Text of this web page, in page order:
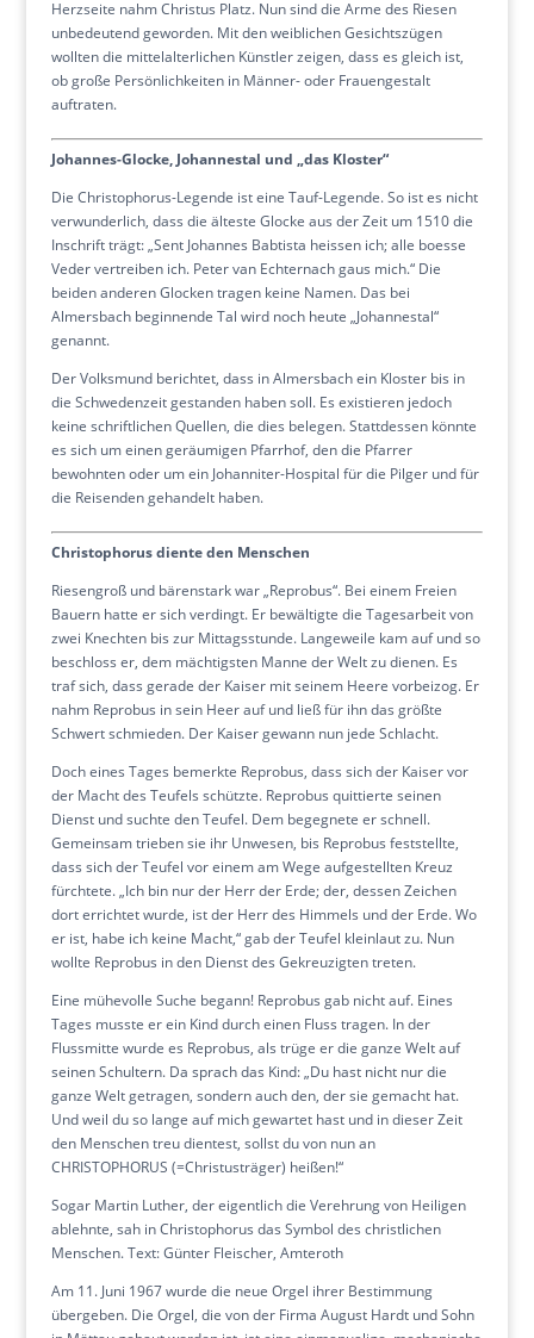
Herzseite nahm Christus Platz. Nun sind die Arme des Riesen
unbedeutend geworden. Mit den weiblichen Gesichtszügen
wollten die mittelalterlichen Künstler zeigen, dass es gleich ist,
ob große Persönlichkeiten in Männer- oder Frauengestalt
auftraten.
Johannes-Glocke, Johannestal und „das Kloster“
Die Christophorus-Legende ist eine Tauf-Legende. So ist es nicht
verwunderlich, dass die älteste Glocke aus der Zeit um 1510 die
Inschrift trägt: „Sent Johannes Babtista heissen ich; alle boesse
Veder vertreiben ich. Peter van Echternach gaus mich.“ Die
beiden anderen Glocken tragen keine Namen. Das bei
Almersbach beginnende Tal wird noch heute „Johannestal“
genannt.
Der Volksmund berichtet, dass in Almersbach ein Kloster bis in
die Schwedenzeit gestanden haben soll. Es existieren jedoch
keine schriftlichen Quellen, die dies belegen. Stattdessen könnte
es sich um einen geräumigen Pfarrhof, den die Pfarrer
bewohnten oder um ein Johanniter-Hospital für die Pilger und für
die Reisenden gehandelt haben.
Christophorus diente den Menschen
Riesengroß und bärenstark war „Reprobus“. Bei einem Freien
Bauern hatte er sich verdingt. Er bewältigte die Tagesarbeit von
zwei Knechten bis zur Mittagsstunde. Langeweile kam auf und so
beschloss er, dem mächtigsten Manne der Welt zu dienen. Es
traf sich, dass gerade der Kaiser mit seinem Heere vorbeizog. Er
nahm Reprobus in sein Heer auf und ließ für ihn das größte
Schwert schmieden. Der Kaiser gewann nun jede Schlacht.
Doch eines Tages bemerkte Reprobus, dass sich der Kaiser vor
der Macht des Teufels schützte. Reprobus quittierte seinen
Dienst und suchte den Teufel. Dem begegnete er schnell.
Gemeinsam trieben sie ihr Unwesen, bis Reprobus feststellte,
dass sich der Teufel vor einem am Wege aufgestellten Kreuz
fürchtete. „Ich bin nur der Herr der Erde; der, dessen Zeichen
dort errichtet wurde, ist der Herr des Himmels und der Erde. Wo
er ist, habe ich keine Macht,“ gab der Teufel kleinlaut zu. Nun
wollte Reprobus in den Dienst des Gekreuzigten treten.
Eine mühevolle Suche begann! Reprobus gab nicht auf. Eines
Tages musste er ein Kind durch einen Fluss tragen. In der
Flussmitte wurde es Reprobus, als trüge er die ganze Welt auf
seinen Schultern. Da sprach das Kind: „Du hast nicht nur die
ganze Welt getragen, sondern auch den, der sie gemacht hat.
Und weil du so lange auf mich gewartet hast und in dieser Zeit
den Menschen treu dientest, sollst du von nun an
CHRISTOPHORUS (=Christusträger) heißen!“
Sogar Martin Luther, der eigentlich die Verehrung von Heiligen
ablehnte, sah in Christophorus das Symbol des christlichen
Menschen. Text: Günter Fleischer, Amteroth
Am 11. Juni 1967 wurde die neue Orgel ihrer Bestimmung
übergeben. Die Orgel, die von der Firma August Hardt und Sohn